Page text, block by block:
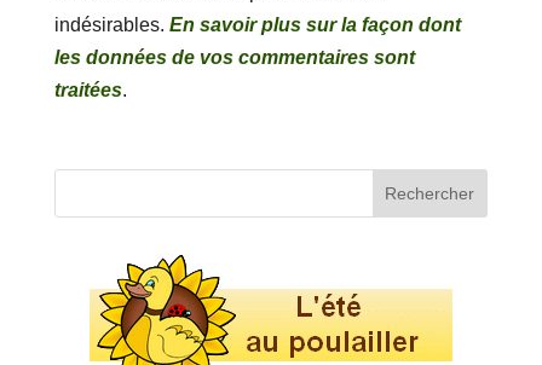
indésirables. En savoir plus sur la façon dont
les données de vos commentaires sont
traitées.